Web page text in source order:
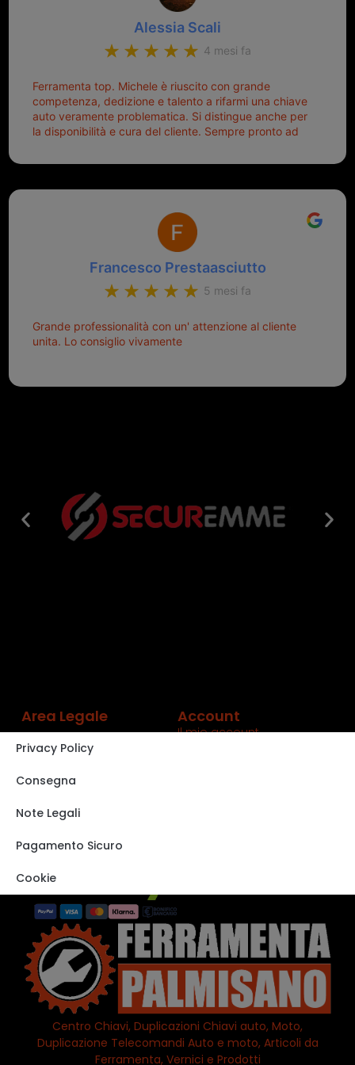
Alessia Scali
4 mesi fa
Ferramenta top. Michele è riuscito con grande
competenza, dedizione e talento a rifarmi una chiave
auto veramente problematica. Si distingue anche per
la disponibilità e cura del cliente. Sempre pronto ad
Francesco Prestaasciutto
5 mesi fa
Grande professionalità con un' attenzione al cliente
unita. Lo consiglio vivamente
Centro Chiavi, Duplicazioni Chiavi auto, Moto,
Duplicazione Telecomandi Auto e moto, Articoli da
Ferramenta, Vernici e Prodotti
Area Legale
Privacy Policy
Consegna
Note Legali
Pagamento Sicuro
Cookie
Account
Il mio account
VISITA IL NOSTRO